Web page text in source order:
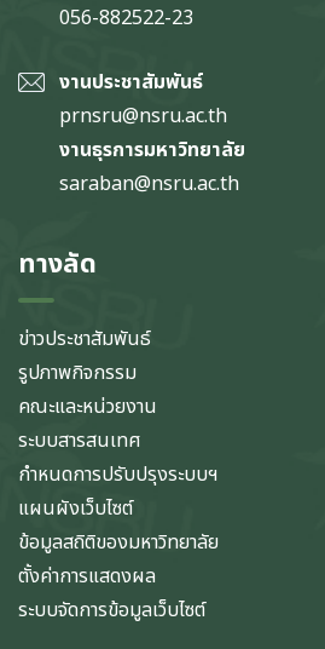
056-882522-23
งานประชาสัมพันธ์
prnsru@nsru.ac.th
งานธุรการมหาวิทยาลัย
saraban@nsru.ac.th
ทางลัด
ข่าวประชาสัมพันธ์
รูปภาพกิจกรรม
คณะและหน่วยงาน
ระบบสารสนเทศ
กำหนดการปรับปรุงระบบฯ
แผนผังเว็บไซต์
ข้อมูลสถิติของมหาวิทยาลัย
ตั้งค่าการแสดงผล
ระบบจัดการข้อมูลเว็บไซต์